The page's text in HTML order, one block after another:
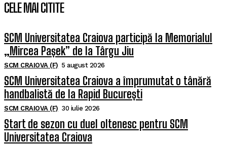
CELE MAI CITITE
SCM Universitatea Craiova participă la Memorialul
„Mircea Pașek” de la Târgu Jiu
SCM CRAIOVA (F) 5 august 2026
SCM Universitatea Craiova a împrumutat o tânără
handbalistă de la Rapid București
SCM CRAIOVA (F) 30 iulie 2026
Start de sezon cu duel oltenesc pentru SCM
Universitatea Craiova